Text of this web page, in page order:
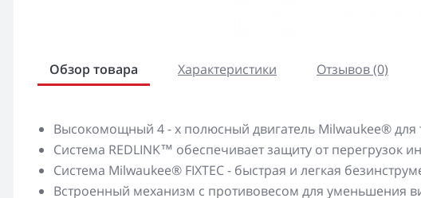
Обзор товара Характеристики Отзывов (0)
Высокомощный 4 - х полюсный двигатель Milwaukee® для
Система REDLINK™ обеспечивает защиту от перегрузок
Система Milwaukee® FIXTEC - быстрая и легкая
Встроенный механизм с противовесом для уменьшения